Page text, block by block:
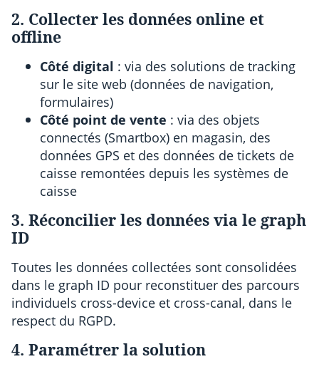
2. Collecter les données online et
offline
Côté digital : via des solutions de tracking
sur le site web (données de navigation,
formulaires)
Côté point de vente : via des objets
connectés (Smartbox) en magasin, des
données GPS et des données de tickets de
caisse remontées depuis les systèmes de
caisse
3. Réconcilier les données via le graph
ID
Toutes les données collectées sont consolidées
dans le graph ID pour reconstituer des parcours
individuels cross-device et cross-canal, dans le
respect du RGPD.
4. Paramétrer la solution